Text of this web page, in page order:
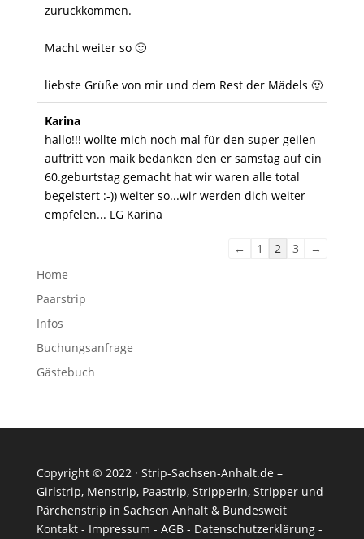
zurückkommen.
Macht weiter so 🙂
liebste Grüße von mir und dem Rest der Mädels 🙂
Karina
hallo!!! wollte mich noch mal für den super geilen
auftritt von maik bedanken den er samstag auf ein
60.geburtstag gemacht hat wir waren alle total
begeistert :-)) weiter so...wir werden dich weiter
empfelen... LG Karina
Navigation
← 1 2 3
→
Home
Paarstrip
Infos
Buchungsanfrage
Gästebuch
Copyright © 2022 · Strip-Sachsen-Anhalt.de –
Girlstrip, Menstrip, Paastrip, Stripperin, Stripper und
Pärchenstrip in Sachsen Anhalt & Bundesweit
Kontakt- Impressum - AGB- Datenschutzerklärung-